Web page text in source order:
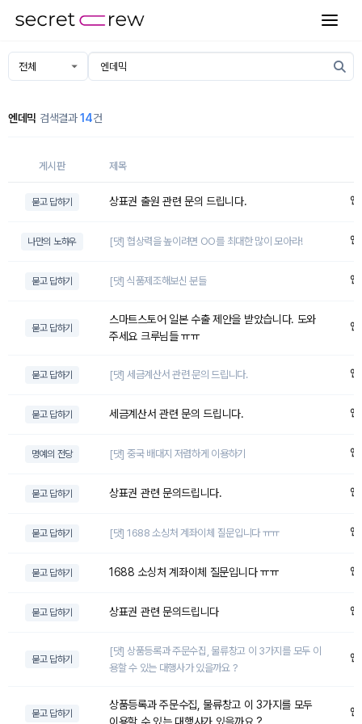
엔데믹 검색결과14건
게시판 제목
묻고 답하기 상표권 출원 관련 문의 드립니다. 엔
나만의 노하우 [댓] 협상력을 높이려면 OO를 최대한 많이 모아라! 엔
묻고 답하기 [댓] 식품제조해보신 분들 엔
묻고 답하기
스마트스토어 일본 수출 제안을 받았습니다. 도와
주세요 크루님들 ㅠㅠ
엔
묻고 답하기 [댓] 세금계산서 관련 문의 드립니다. 엔
묻고 답하기 세금계산서 관련 문의 드립니다. 엔
명예의 전당 [댓] 중국 배대지 저렴하게 이용하기 엔
묻고 답하기 상표권 관련 문의드립니다. 엔
묻고 답하기 [댓] 1688 소싱처 계좌이체 질문입니다 ㅠㅠ 엔
묻고 답하기 1688 소싱처 계좌이체 질문입니다 ㅠㅠ 엔
묻고 답하기 상표권 관련 문의드립니다 엔
묻고 답하기
[댓] 상품등록과 주문수집, 물류창고 이 3가지를 모두 이
용할 수 있는 대행사가 있을까요 ?
엔
묻고 답하기
상품등록과 주문수집, 물류창고 이 3가지를 모두
엔